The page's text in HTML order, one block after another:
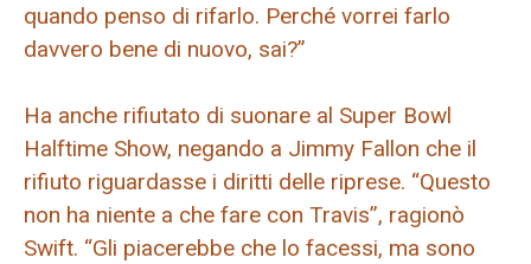
quando penso di rifarlo. Perché vorrei farlo
davvero bene di nuovo, sai?”
Ha anche rifiutato di suonare al Super Bowl
Halftime Show, negando a Jimmy Fallon che il
rifiuto riguardasse i diritti delle riprese. “Questo
non ha niente a che fare con Travis”, ragionò
Swift. “Gli piacerebbe che lo facessi, ma sono